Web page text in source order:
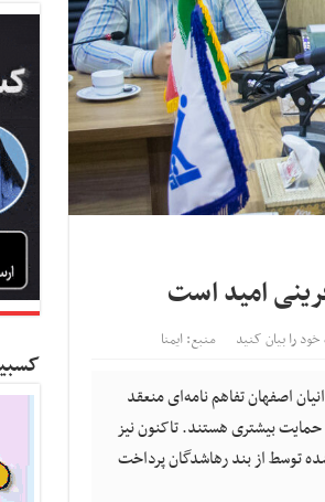
امید است
خود را بیان کنید منبع: ایمنا
اصفهان تفاهم نامه‌ای منعقد
حمایت بیشتری هستند. تاکنون نیز
توسط از بند رهاشدگان پرداخت